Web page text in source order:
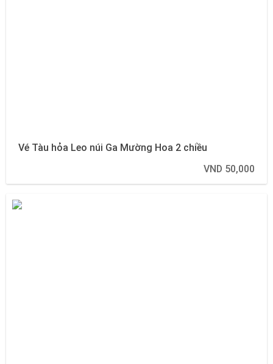
Vé Tàu hỏa Leo núi Ga Mường Hoa 2 chiều
VND 50,000